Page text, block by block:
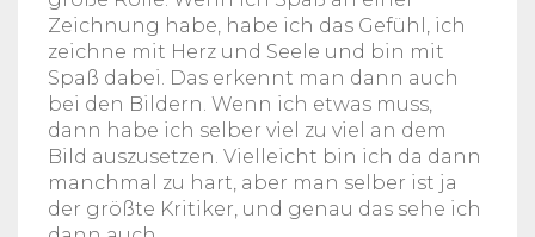
Zeichnung habe, habe ich das Gefühl, ich
zeichne mit Herz und Seele und bin mit
Spaß dabei. Das erkennt man dann auch
bei den Bildern. Wenn ich etwas muss,
dann habe ich selber viel zu viel an dem
Bild auszusetzen. Vielleicht bin ich da dann
manchmal zu hart, aber man selber ist ja
der größte Kritiker, und genau das sehe ich